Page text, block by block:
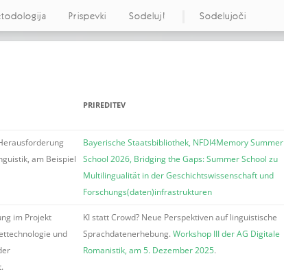
Prispevki Sodeluj! Sodelujoči
PRIREDITEV
am Beispiel
Bayerische Staatsbibliothek, NFDI4Memory Summer
School 2026, Bridging the Gaps: Summer School zu
Multilingualität in der Geschichtswissenschaft und
Forschungs(daten)infrastrukturen
im Projekt
und
KI statt Crowd? Neue Perspektiven auf linguistische
Sprachdatenerhebung. Workshop III der AG Digitale
Romanistik, am 5. Dezember 2025.